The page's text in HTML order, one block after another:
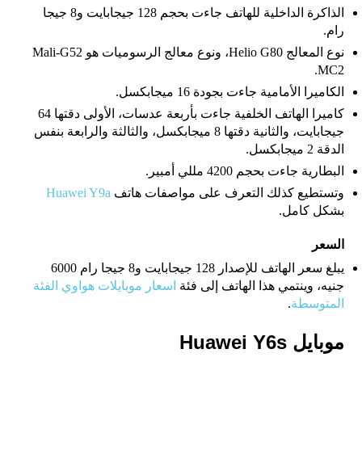
الذاكرة الداخلية للهاتف جاءت بحجم 128 جيجابايت و8 جيجا
رام.
نوع المعالج Helio G80، ونوع معالج الرسوميات هو Mali-G52
MC2.
الكاميرا الأمامية جاءت بجودة 16 ميجابكسل.
كاميرا الهاتف الخلفية جاءت بأربعة عدسات، الأولى دقتها 64
جيجابايت، والثانية دقتها 8 ميجابكسل، والثالثة والرابعة بنفس
الدقة 2 ميجابكسل.
البطارية جاءت بحجم 4200 مللي أمبير.
وتستطيع كذلك التعرف على مواصفات هاتف Huawei Y9a
بشكل كامل.
السعر
يبلغ سعر الهاتف للإصدار 128 جيجابايت و8 جيجا رام 6000
جنيه، وينتمي هذا الهاتف إلى فئة اسعار موبايلات هواوي الفئة
المتوسطة.
موبايل Huawei Y6s